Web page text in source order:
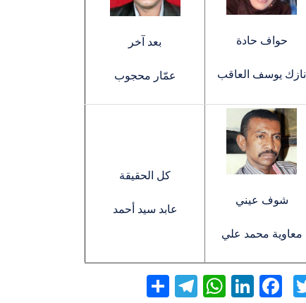
حواف حادة
نازك يوسف العاقب
بعد آخر
عمّار محجوب
شوف عيني
معاوية محمد علي
كل الحقيقة
عابد سيد أحمد
Twitter
Facebook
LinkedIn
WhatsApp
Telegram